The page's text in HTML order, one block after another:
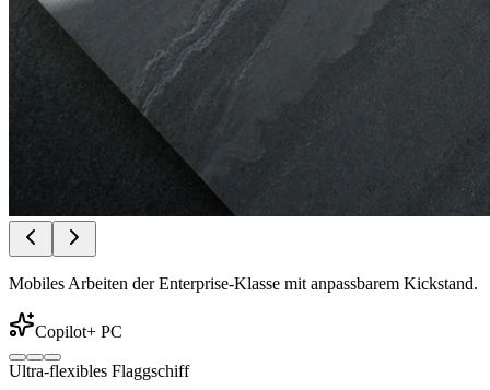
Mobiles Arbeiten der Enterprise-Klasse mit anpassbarem Kickstand.
Copilot+ PC
Ultra-flexibles Flaggschiff